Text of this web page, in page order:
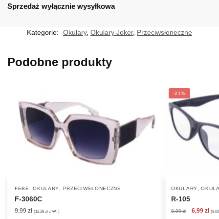
Sprzedaż wyłącznie wysyłkowa
Kategorie: Okulary, Okulary Joker, Przeciwsłoneczne
Podobne produkty
FEBE,OKULARY, PRZECIWSŁONECZNE
F-3060C
9,99 zł (12,29 zł z VAT)
-21%
OKULARY,
R-105
8,90zł
Pierwotna
6,99 zł (